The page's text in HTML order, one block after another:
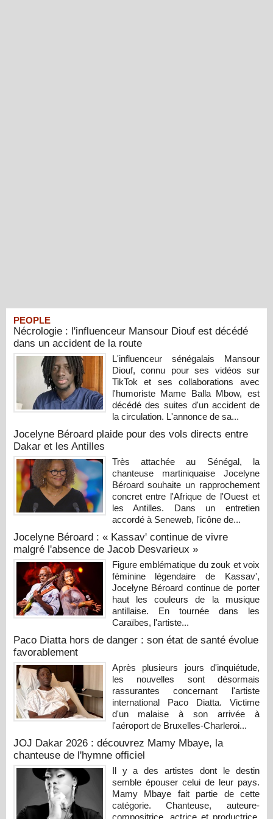
PEOPLE
Nécrologie : l'influenceur Mansour Diouf est décédé
dans un accident de la route
L'influenceur sénégalais Mansour
Diouf, connu pour ses vidéos sur
TikTok et ses collaborations avec
l'humoriste Mame Balla Mbow, est
décédé des suites d'un accident de
la circulation. L'annonce de sa...
Jocelyne Béroard plaide pour des vols directs entre
Dakar et les Antilles
Très attachée au Sénégal, la
chanteuse martiniquaise Jocelyne
Béroard souhaite un rapprochement
concret entre l'Afrique de l'Ouest et
les Antilles. Dans un entretien
accordé à Seneweb, l'icône de...
Jocelyne Béroard : « Kassav' continue de vivre
malgré l'absence de Jacob Desvarieux »
Figure emblématique du zouk et voix
féminine légendaire de Kassav',
Jocelyne Béroard continue de porter
haut les couleurs de la musique
antillaise. En tournée dans les
Caraïbes, l'artiste...
Paco Diatta hors de danger : son état de santé évolue
favorablement
Après plusieurs jours d'inquiétude,
les nouvelles sont désormais
rassurantes concernant l'artiste
international Paco Diatta. Victime
d'un malaise à son arrivée à
l'aéroport de Bruxelles-Charleroi...
JOJ Dakar 2026 : découvrez Mamy Mbaye, la
chanteuse de l'hymne officiel
Il y a des artistes dont le destin
semble épouser celui de leur pays.
Mamy Mbaye fait partie de cette
catégorie. Chanteuse, auteure-
compositrice, actrice et productrice,